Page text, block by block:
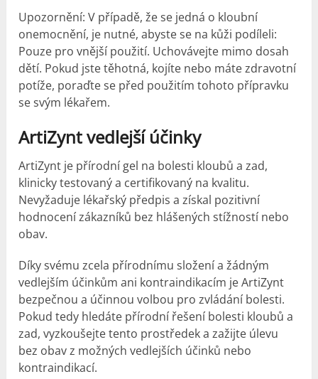
Upozornění: V případě, že se jedná o kloubní
onemocnění, je nutné, abyste se na kůži podíleli:
Pouze pro vnější použití. Uchovávejte mimo dosah
dětí. Pokud jste těhotná, kojíte nebo máte zdravotní
potíže, poraďte se před použitím tohoto přípravku
se svým lékařem.
ArtiZyntvedlejší účinky
ArtiZynt je přírodní gel na bolesti kloubů a zad,
klinicky testovaný a certifikovaný na kvalitu.
Nevyžaduje lékařský předpis a získal pozitivní
hodnocení zákazníků bez hlášených stížností nebo
obav.
Díky svému zcela přírodnímu složení a žádným
vedlejším účinkům ani kontraindikacím je ArtiZynt
bezpečnou a účinnou volbou pro zvládání bolesti.
Pokud tedy hledáte přírodní řešení bolesti kloubů a
zad, vyzkoušejte tento prostředek a zažijte úlevu
bez obav z možných vedlejších účinků nebo
kontraindikací.